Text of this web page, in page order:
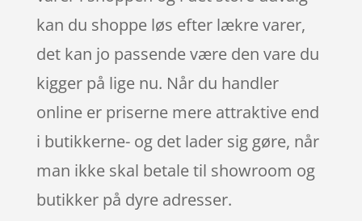
kan du shoppe løs efter lækre varer,
det kan jo passende være den vare du
kigger på lige nu. Når du handler
online er priserne mere attraktive end
i butikkerne- og det lader sig gøre, når
man ikke skal betale til showroom og
butikker på dyre adresser.